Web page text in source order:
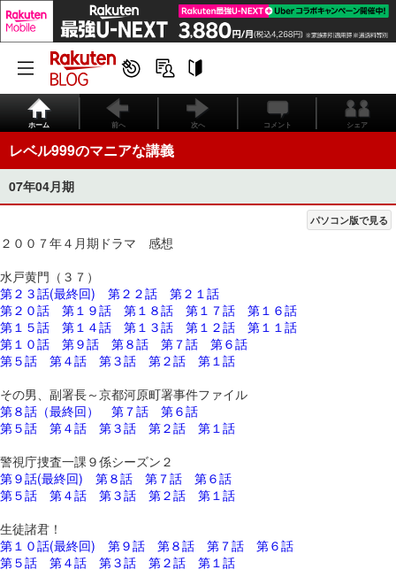
ホーム 前へ 次へ コメント シェア
レベル999のマニアな講義
07年04月期
パソコン版で見る
２００７年４月期ドラマ 感想
水戸黄門（３７）
第２３話(最終回)
第２２話
第２１話
第２０話
第１９話 第１８話 第１７話
第１６話
第１５話
第１４話 第１３話 第１２話
第１１話
第１０話
第９話 第８話 第７話
第６話
第５話
第４話 第３話 第２話
第１話
その男、副署長～京都河原町署事件ファイル
第８話（最終回）
第７話
第６話
第５話
第４話 第３話 第２話
第１話
警視庁捜査一課９係シーズン２
第９話(最終回)
第８話 第７話
第６話
第５話
第４話 第３話 第２話
第１話
生徒諸君！
第１０話(最終回)
第９話 第８話 第７話
第６話
第５話
第４話 第３話 第２話
第１話